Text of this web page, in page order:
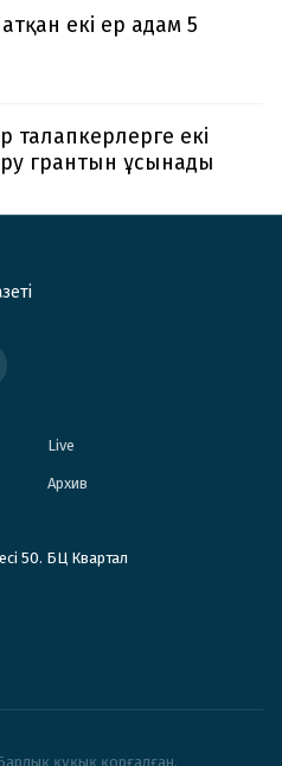
екі ер адам 5
екі
грантын ұсынады
Live
Архив
50. БЦ Квартал
құқық қорғалған.